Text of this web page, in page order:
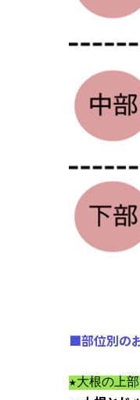
■部位別の
★大根の上